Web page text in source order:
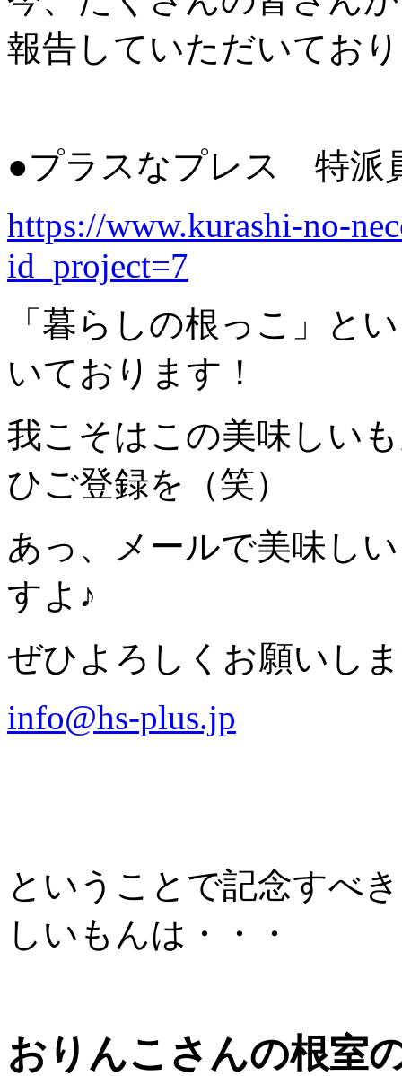
報告していただいてお
●プラスなプレス 特派
https://www.kurashi-no-
id_project=7
「暮らしの根っこ」と
いております！
我こそはこの美味しい
ひご登録を（笑）
あっ、メールで美味し
すよ♪
ぜひよろしくお願いし
info@hs-plus.jp
ということで記念すべ
しいもんは・・・
おりんこさんの根室